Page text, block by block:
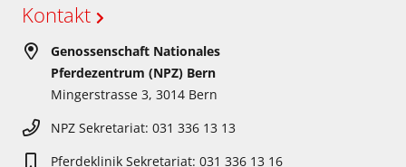
Kontakt
Genossenschaft Nationales
Pferdezentrum (NPZ) Bern
Mingerstrasse 3, 3014 Bern
NPZ Sekretariat: 031 336 13 13
Pferdeklinik Sekretariat: 031 336 13 16